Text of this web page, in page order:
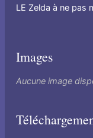
LE Zelda à ne pas
Images
Aucune image